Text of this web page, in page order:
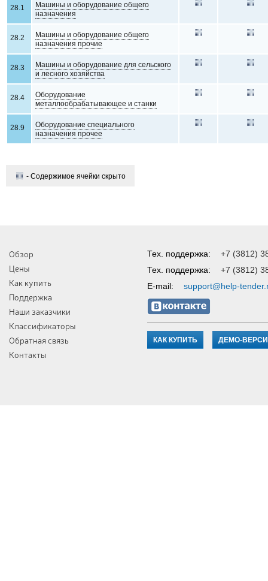
28.1
Машины и оборудование общего
назначения
28.2
Машины и оборудование общего
назначения прочие
28.3
Машины и оборудование для сельского
и лесного хозяйства
28.4
Оборудование
металлообрабатывающее и станки
28.9
Оборудование специального
назначения прочее
- Содержимое ячейки скрыто
Обзор
Цены
Как купить
Поддержка
Наши заказчики
Классификаторы
Обратная связь
Контакты
Тех. поддержка:
+7 (3812)
Тех. поддержка:
+7 (3812)
E-mail:
support@help-
КАК КУПИТЬ ДЕМО-